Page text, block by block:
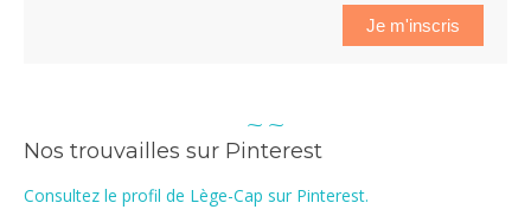
Je m'inscris
⁓ ⁓
Nos trouvailles sur Pinterest
Consultez le profil de Lège-Cap sur Pinterest.